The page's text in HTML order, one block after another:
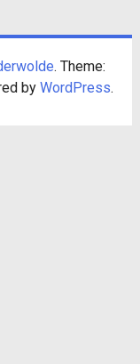
. Theme:
by WordPress.